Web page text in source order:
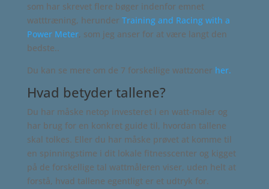
som har skrevet flere bøger indenfor emnet
watttræning, herunder Training and Racing with a
Power Meter, som jeg anser for at være langt den
bedste..
Du kan se mere om de 7 forskellige wattzoner her.
Hvad betyder tallene?
Du har måske netop investeret i en watt-maler og
har brug for en konkret guide til, hvordan tallene
skal tolkes. Eller du har måske prøvet at komme til
en spinningstime i dit lokale fitnesscenter og kigget
på de forskellige tal wattmåleren viser, uden helt at
forstå, hvad tallene egentligt er et udtryk for.